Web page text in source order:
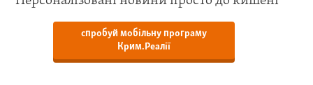
спробуй мобільну програму
Крим.Реалії